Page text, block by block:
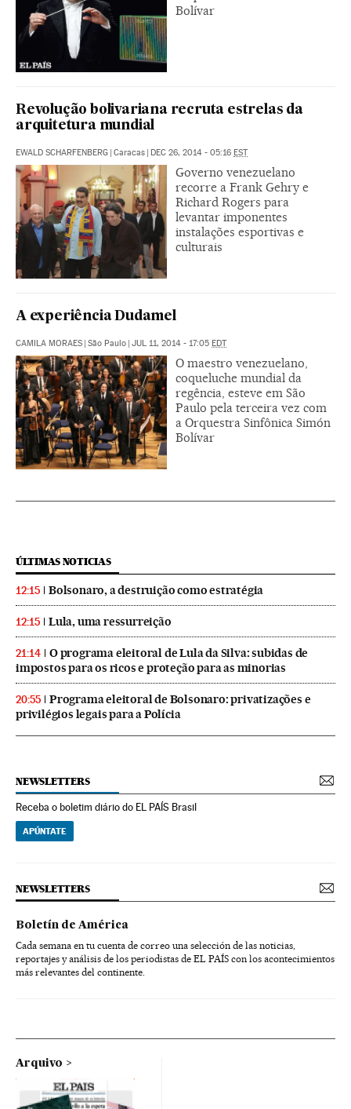
Bolívar
Revolução bolivariana recruta estrelas da
arquitetura mundial
EWALD SCHARFENBERG Caracas DEC 26, 2014 - 05:16 EST
Governo venezuelano
recorre a Frank Gehry e
Richard Rogers para
levantar imponentes
instalações esportivas e
culturais
A experiência Dudamel
CAMILA MORAES | São Paulo | JUL 11, 2014 - 17:05 EDT
O maestro venezuelano,
coqueluche mundial da
regência, esteve em São
Paulo pela terceira vez com
a Orquestra Sinfônica Simón
Bolívar
ÚLTIMAS NOTICIAS
12:15 Bolsonaro, a destruição como estratégia
12:15 Lula, uma ressurreição
21:14
O programa eleitoral de Lula da Silva: subidas de
impostos para os ricos e proteção para as minorias
20:55
Programa eleitoral de Bolsonaro: privatizações e
privilégios legais para a Polícia
NEWSLETTERS
Receba o boletim diário do EL PAÍS Brasil
APÚNTATE
NEWSLETTERS
Boletín de América
Cada semana en tu cuenta de correo una selección de las noticias,
reportajes y análisis de los periodistas de EL PAÍS con los acontecimientos
más relevantes del continente.
Arquivo